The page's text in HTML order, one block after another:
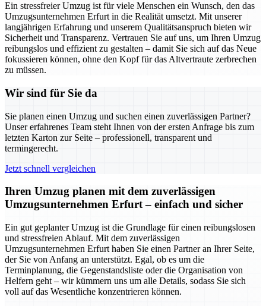
Ein stressfreier Umzug ist für viele Menschen ein Wunsch, den das
Umzugsunternehmen Erfurt in die Realität umsetzt. Mit unserer
langjährigen Erfahrung und unserem Qualitätsanspruch bieten wir
Sicherheit und Transparenz. Vertrauen Sie auf uns, um Ihren Umzug
reibungslos und effizient zu gestalten – damit Sie sich auf das Neue
fokussieren können, ohne den Kopf für das Altvertraute zerbrechen
zu müssen.
Wir sind für Sie da
Sie planen einen Umzug und suchen einen zuverlässigen Partner?
Unser erfahrenes Team steht Ihnen von der ersten Anfrage bis zum
letzten Karton zur Seite – professionell, transparent und
termingerecht.
Jetzt schnell vergleichen
Ihren Umzug planen mit dem zuverlässigen
Umzugsunternehmen Erfurt – einfach und sicher
Ein gut geplanter Umzug ist die Grundlage für einen reibungslosen
und stressfreien Ablauf. Mit dem zuverlässigen
Umzugsunternehmen Erfurt haben Sie einen Partner an Ihrer Seite,
der Sie von Anfang an unterstützt. Egal, ob es um die
Terminplanung, die Gegenstandsliste oder die Organisation von
Helfern geht – wir kümmern uns um alle Details, sodass Sie sich
voll auf das Wesentliche konzentrieren können.